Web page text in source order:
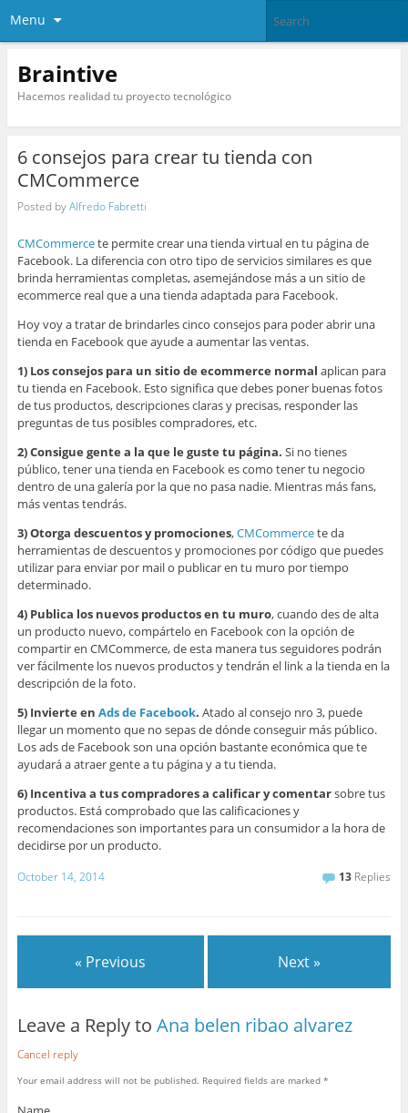
Menu
Braintive
Hacemos realidad tu proyecto tecnológico
6 consejos para crear tu tienda con
CMCommerce
Posted byAlfredo Fabretti
CMCommercete permite crear una tienda virtual en tu página de
Facebook. La diferencia con otro tipo de servicios similares es que
brinda herramientas completas, asemejándose más a un sitio de
ecommerce real que a una tienda adaptada para Facebook.
Hoy voy a tratar de brindarles cinco consejos para poder abrir una
tienda en Facebook que ayude a aumentar las ventas.
1) Los consejos para un sitio de ecommerce normal aplican para
tu tienda en Facebook. Esto significa que debes poner buenas fotos
de tus productos, descripciones claras y precisas, responder las
preguntas de tus posibles compradores, etc.
2) Consigue gente a la que le guste tu página. Si no tienes
público, tener una tienda en Facebook es como tener tu negocio
dentro de una galería por la que no pasa nadie. Mientras más fans,
más ventas tendrás.
3) Otorga descuentos y promociones,CMCommercete da
herramientas de descuentos y promociones por código que puedes
utilizar para enviar por mail o publicar en tu muro por tiempo
determinado.
4) Publica los nuevos productos en tu muro, cuando des de alta
un producto nuevo, compártelo en Facebook con la opción de
compartir en CMCommerce, de esta manera tus seguidores podrán
ver fácilmente los nuevos productos y tendrán el link a la tienda en la
descripción de la foto.
5) Invierte en Ads de Facebook. Atado al consejo nro 3, puede
llegar un momento que no sepas de dónde conseguir más público.
Los ads de Facebook son una opción bastante económica que te
ayudará a atraer gente a tu página y a tu tienda.
6) Incentiva a tus compradores a calificar y comentarsobre tus
productos. Está comprobado que las calificaciones y
recomendaciones son importantes para un consumidor a la hora de
decidirse por un producto.
October 14, 2014 13 Replies
« Previous Next »
Leave a Reply to Ana belen ribao alvarez
Cancel reply
Your email address will not be published. Required fields are marked *